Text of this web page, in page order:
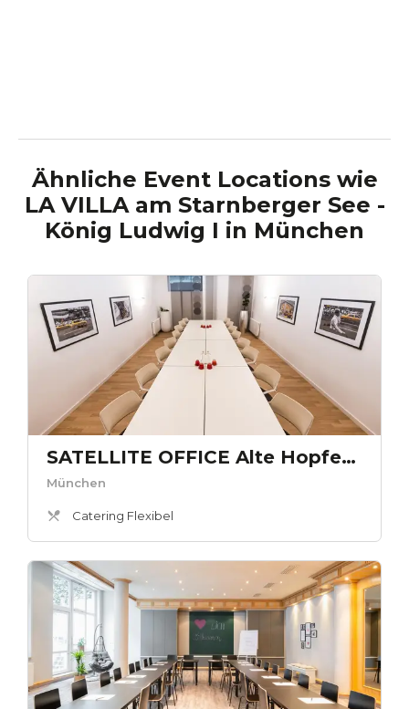
Ähnliche Event Locations wie
LA VILLA am Starnberger See -
König Ludwig I in München
SATELLITE OFFICE Alte Hopfenpost - „Isator“
München
Catering Flexibel